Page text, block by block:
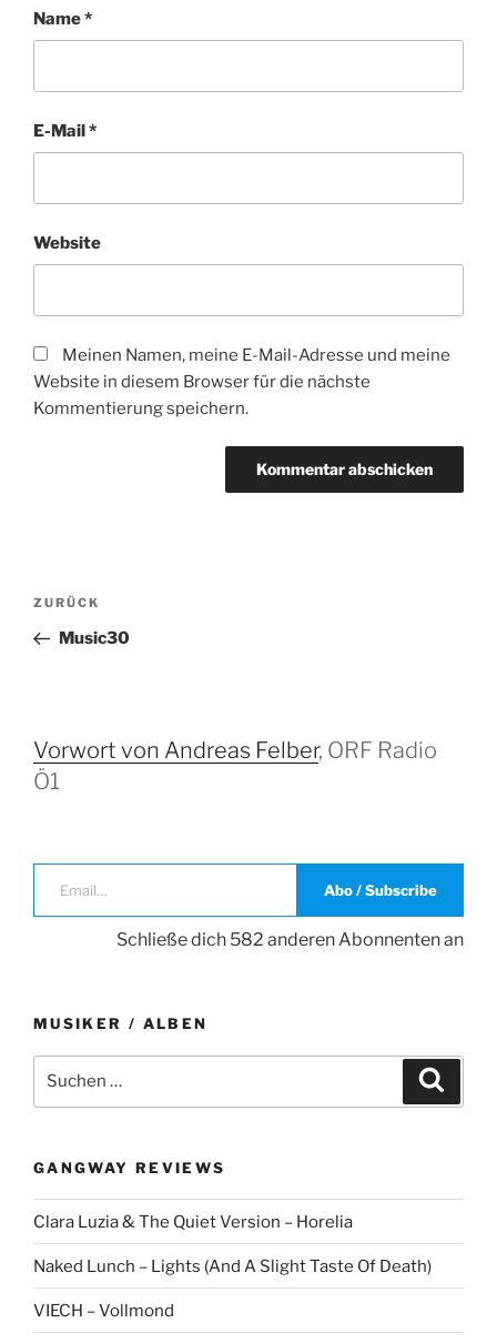
Name*
E-Mail*
Website
Meinen Namen, meine E-Mail-Adresse und meine
Website in diesem Browser für die nächste
Kommentierung speichern.
Beitrags-
Vorheriger
Beitrag
ZURÜCK
Music30
Vorwort von Andreas Felber, ORF Radio
Ö1
Email…
Abo / Subscribe
Schließe dich 582 anderen Abonnenten an
MUSIKER / ALBEN
nach:
GANGWAY REVIEWS
Clara Luzia & The Quiet Version – Horelia
Naked Lunch – Lights (And A Slight Taste Of Death)
VIECH – Vollmond